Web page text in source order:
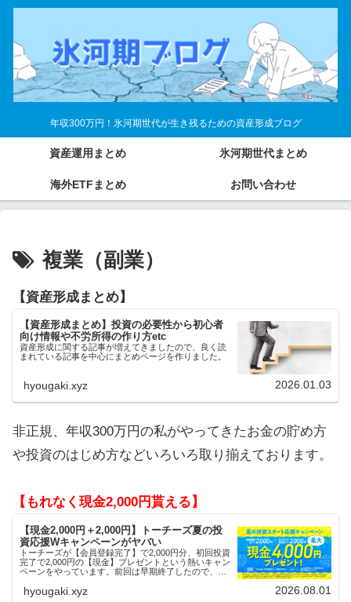
年収300万円！氷河期世代が生き残るための資産形成ブログ
資産運用まとめ 氷河期世代まとめ
海外ETFまとめ お問い合わせ
複業（副業）
【資産形成まとめ】
【資産形成まとめ】投資の必要性から初心者
向け情報や不労所得の作り方etc
資産形成に関する記事が増えてきましたので、良く読
まれている記事を中心にまとめページを作りました。
hyougaki.xyz 2026.01.03
非正規、年収300万円の私がやってきたお金の貯め方
や投資のはじめ方などいろいろ取り揃えております。
【もれなく現金2,000円貰える】
【現金2,000円＋2,000円】トーチーズ夏の投
資応援Wキャンペーンがヤバい
トーチーズが【会員登録完了】で2,000円分、初回投資
完了で2,000円の【現金】プレゼントという熱いキャン
ペーンをやっています。前回は早期終了したので、使
hyougaki.xyz 2026.08.01